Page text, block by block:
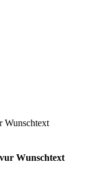
Wunschtext
Wunschtext